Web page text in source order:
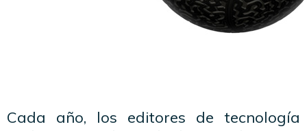
Cada año, los editores de